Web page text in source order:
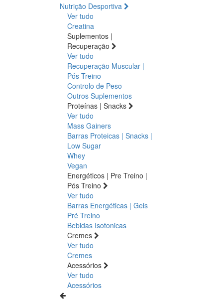
Nutrição Desportiva
Ver tudo
Creatina
Suplementos |
Recuperação
Ver tudo
Recuperação Muscular |
Pós Treino
Controlo de Peso
Outros Suplementos
Proteínas | Snacks
Ver tudo
Mass Gainers
Barras Proteicas | Snacks |
Low Sugar
Whey
Vegan
Energéticos | Pre Treino |
Pós Treino
Ver tudo
Barras Energéticas | Geis
Pré Treino
Bebidas Isotonicas
Cremes
Ver tudo
Cremes
Acessórios
Ver tudo
Acessórios